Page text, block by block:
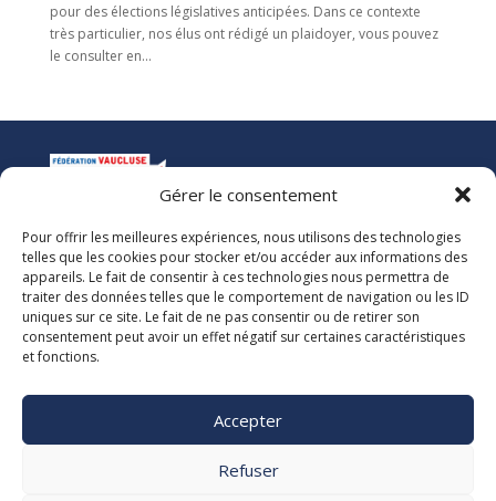
Gérer le consentement
Pour offrir les meilleures expériences, nous utilisons des technologies
telles que les cookies pour stocker et/ou accéder aux informations des
appareils. Le fait de consentir à ces technologies nous permettra de
traiter des données telles que le comportement de navigation ou les ID
uniques sur ce site. Le fait de ne pas consentir ou de retirer son
consentement peut avoir un effet négatif sur certaines caractéristiques
et fonctions.
Accepter
Refuser
pour des élections législatives anticipées. Dans ce contexte
très particulier, nos élus ont rédigé un plaidoyer, vous pouvez
le consulter en...
La Ligue de l’Enseignement
Fédération des Œuvres Laïques de Vaucluse
Nous vous accueillons dans nos locaux du lundi au jeudi de 08h00 à 12h30
et de 13h30 à 17h00. Le standard téléphonique est ouvert le vendredi de
08h00 à 12h30 et de 13h30 à 16h00.